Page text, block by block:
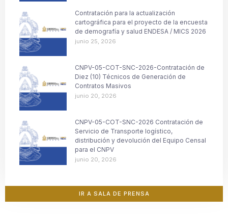
Contratación para la actualización
cartográfica para el proyecto de la encuesta
de demografía y salud ENDESA / MICS 2026
junio 25, 2026
CNPV-05-COT-SNC-2026-Contratación de
Diez (10) Técnicos de Generación de
Contratos Masivos
junio 20, 2026
CNPV-05-COT-SNC-2026 Contratación de
Servicio de Transporte logístico,
distribución y devolución del Equipo Censal
para el CNPV
junio 20, 2026
IR A SALA DE PRENSA